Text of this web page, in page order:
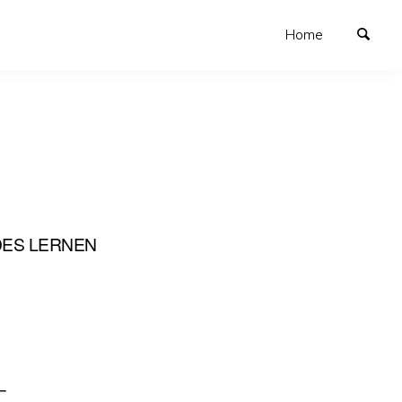
Home
LERNEN